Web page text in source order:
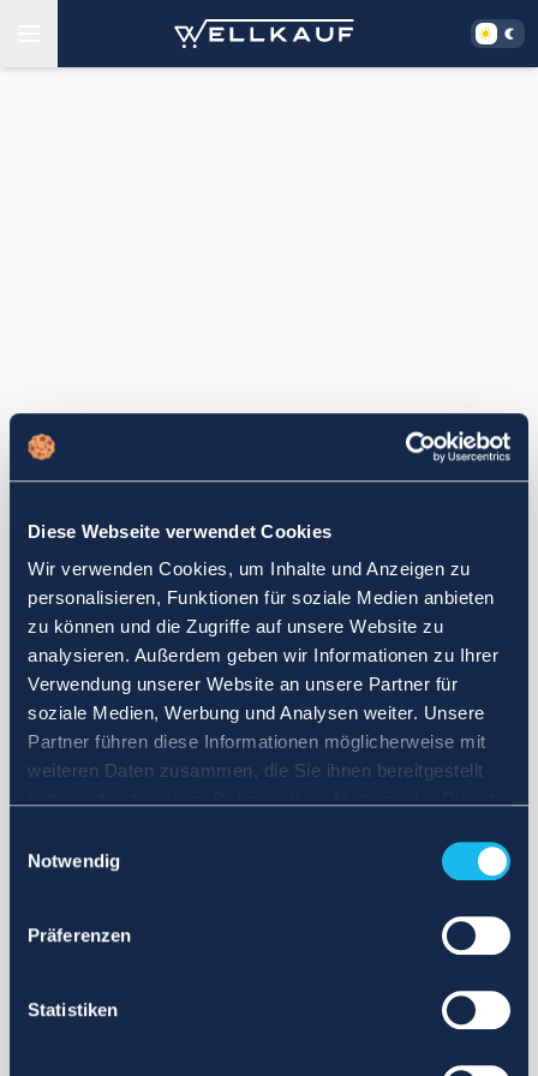
Diese Webseite verwendet Cookies
Wir verwenden Cookies, um Inhalte und Anzeigen zu
personalisieren, Funktionen für soziale Medien anbieten
zu können und die Zugriffe auf unsere Website zu
analysieren. Außerdem geben wir Informationen zu Ihrer
Verwendung unserer Website an unsere Partner für
soziale Medien, Werbung und Analysen weiter. Unsere
Partner führen diese Informationen möglicherweise mit
weiteren Daten zusammen, die Sie ihnen bereitgestellt
Notwendig
Präferenzen
Statistiken